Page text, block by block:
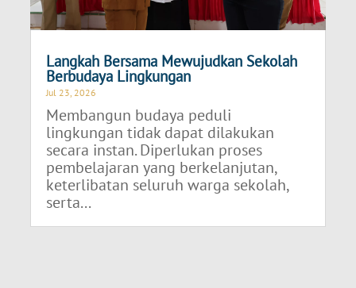
Langkah Bersama Mewujudkan Sekolah
Berbudaya Lingkungan
Jul 23, 2026
Membangun budaya peduli
lingkungan tidak dapat dilakukan
secara instan. Diperlukan proses
pembelajaran yang berkelanjutan,
keterlibatan seluruh warga sekolah,
serta...